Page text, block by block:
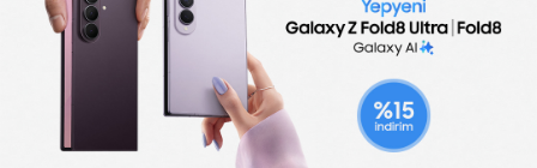
Yetenek Testleri